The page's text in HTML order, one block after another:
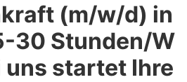
(m/w/d) in
30 Stunden/W
uns startet Ihre